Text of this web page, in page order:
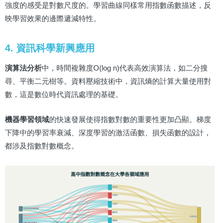
強度的感受是對數尺度的。學習曲線同樣常用指數函數描述，反
映學習效果的邊際遞減特性。
4. 資訊科學新興應用
演算法分析中，時間複雜度O(log n)代表高效演算法，如二分搜
尋、平衡二元樹等。資料壓縮技術中，資訊熵的計算大量使用對
數，這是數位時代資訊處理的基礎。
機器學習領域的快速發展使得指數對數的重要性更加凸顯。梯度
下降中的學習率衰減、深度學習的激活函數、損失函數的設計，
都涉及指數對數概念。